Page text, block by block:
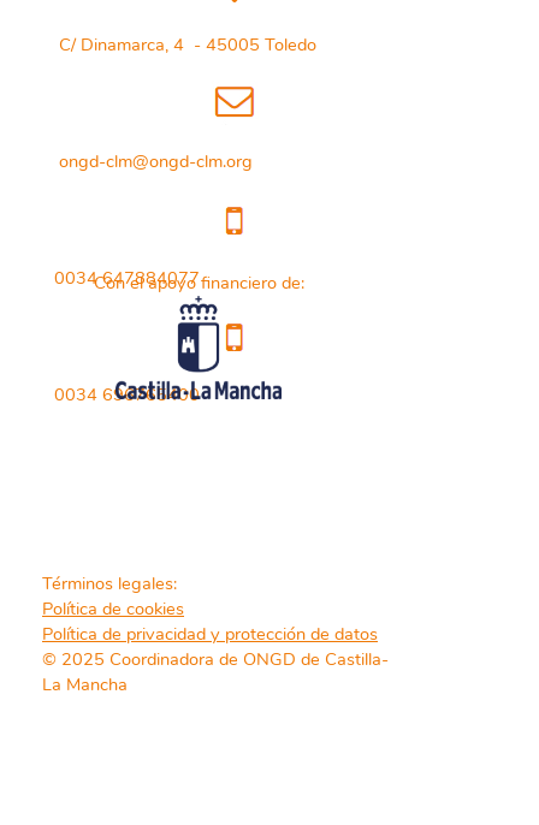
C/ Dinamarca, 4 - 45005 Toledo
ongd-clm@ongd-clm.org
0034 647884077
0034 696765400
Con el apoyo financiero de:
Términos legales:
Política de cookies
Política de privacidad y protección de datos
© 2025 Coordinadora de ONGD de Castilla-
La Mancha